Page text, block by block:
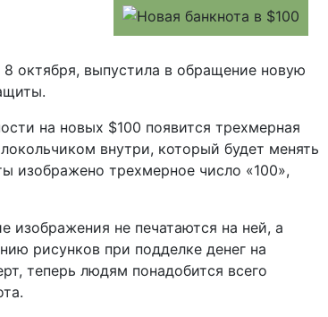
октября, выпустила в обращение новую
на новых $100 появится трехмерная
внутри, который будет менять
изображено трехмерное число «100»,
изображения не печатаются на ней, а
рисунков при подделке денег на
теперь людям понадобится всего